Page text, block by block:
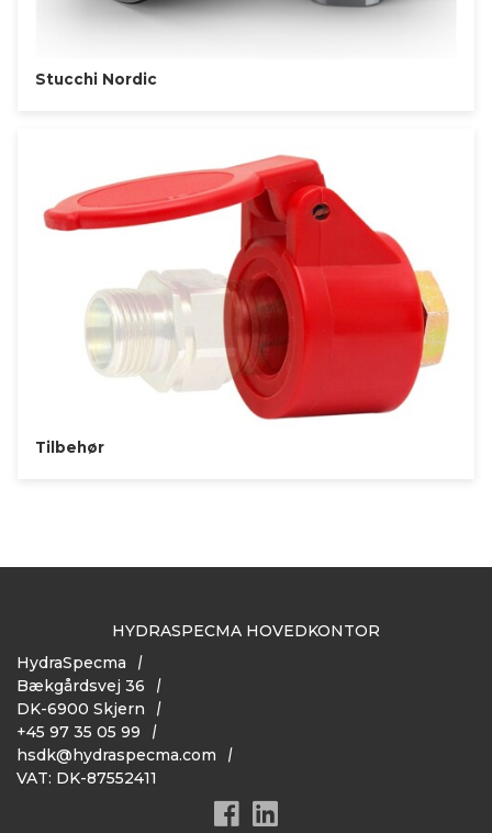
Stucchi Nordic
Tilbehør
HYDRASPECMA HOVEDKONTOR
HydraSpecma
Bækgårdsvej 36
DK-6900 Skjern
+45 97 35 05 99
hsdk@hydraspecma.com
VAT: DK-87552411